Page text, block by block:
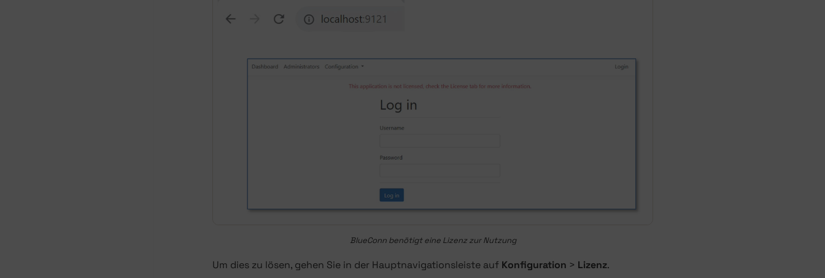
BlueConn benötigt eine Lizenz zur Nutzung
Um dies zu lösen, gehen Sie in der Hauptnavigationsleiste auf Konfiguration > Lizenz.